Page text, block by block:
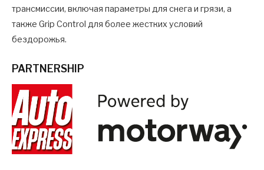
трансмиссии, включая параметры для снега и грязи, а
также Grip Control для более жестких условий
бездорожья.
PARTNERSHIP